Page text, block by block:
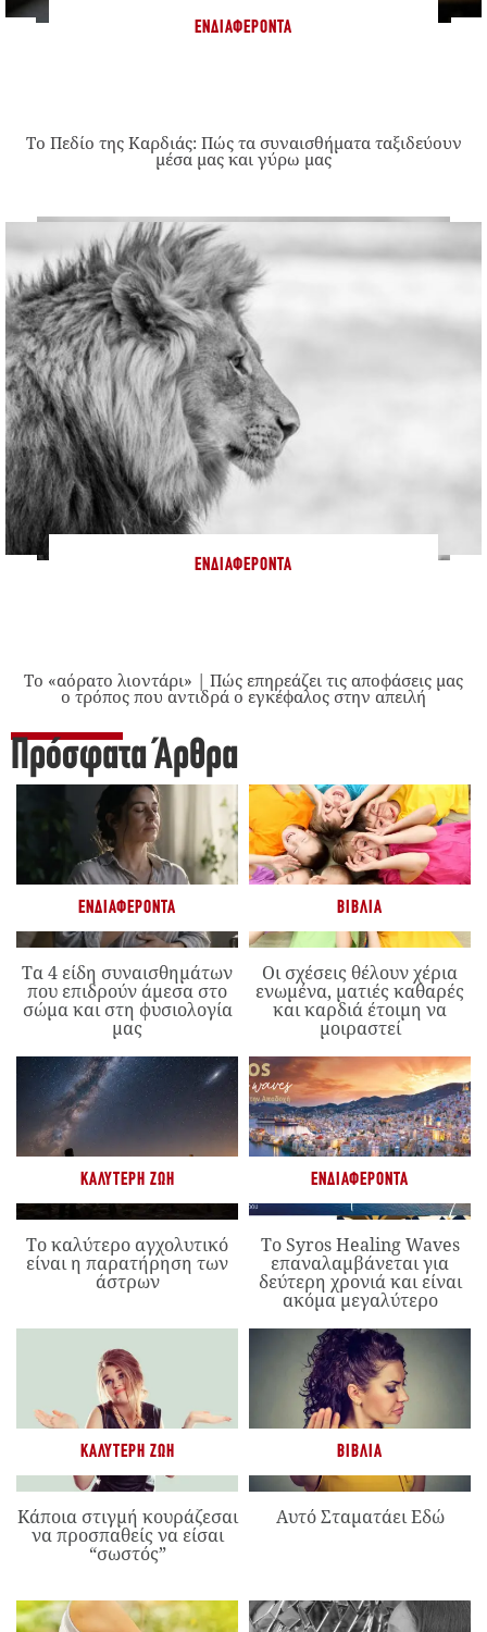
ΕΝΔΙΑΦΈΡΟΝΤΑ
Το Πεδίο της Καρδιάς: Πώς τα συναισθήματα ταξιδεύουν
μέσα μας και γύρω μας
ΕΝΔΙΑΦΈΡΟΝΤΑ
Το «αόρατο λιοντάρι» | Πώς επηρεάζει τις αποφάσεις μας
ο τρόπος που αντιδρά ο εγκέφαλος στην απειλή
Πρόσφατα Άρθρα
ΕΝΔΙΑΦΈΡΟΝΤΑ
Τα 4 είδη συναισθημάτων
που επιδρούν άμεσα στο
σώμα και στη φυσιολογία
μας
ΒΙΒΛΊΑ
Οι σχέσεις θέλουν χέρια
ενωμένα, ματιές καθαρές
και καρδιά έτοιμη να
μοιραστεί
ΚΑΛΎΤΕΡΗ ΖΩΉ
Το καλύτερο αγχολυτικό
είναι η παρατήρηση των
άστρων
ΕΝΔΙΑΦΈΡΟΝΤΑ
Το Syros Healing Waves
επαναλαμβάνεται για
δεύτερη χρονιά και είναι
ακόμα μεγαλύτερο
ΚΑΛΎΤΕΡΗ ΖΩΉ
Κάποια στιγμή κουράζεσαι
να προσπαθείς να είσαι
“σωστός”
ΒΙΒΛΊΑ
Αυτό Σταματάει Εδώ